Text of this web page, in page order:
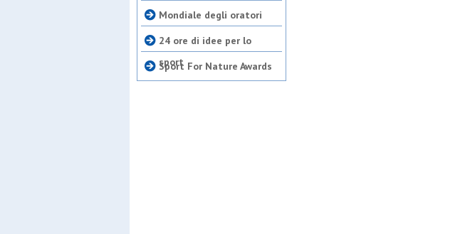
Mondiale degli oratori
24 ore di idee per lo
sport
Sport For Nature Awards